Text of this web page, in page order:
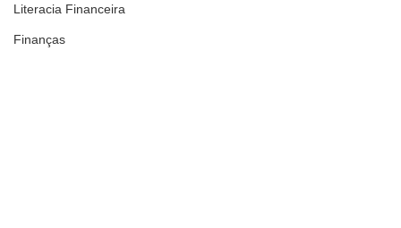
Literacia Financeira
Finanças